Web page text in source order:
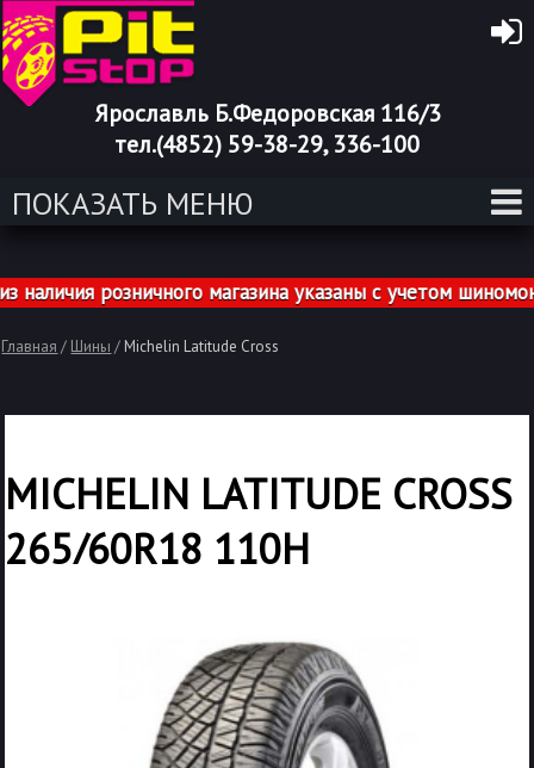
Ярославль Б.Федоровская 116/3
тел.(4852) 59-38-29, 336-100
ПОКАЗАТЬ МЕНЮ
розничного магазина указаны с учетом
Главная / Шины / Michelin Latitude Cross
MICHELIN LATITUDE CROSS
265/60R18 110H